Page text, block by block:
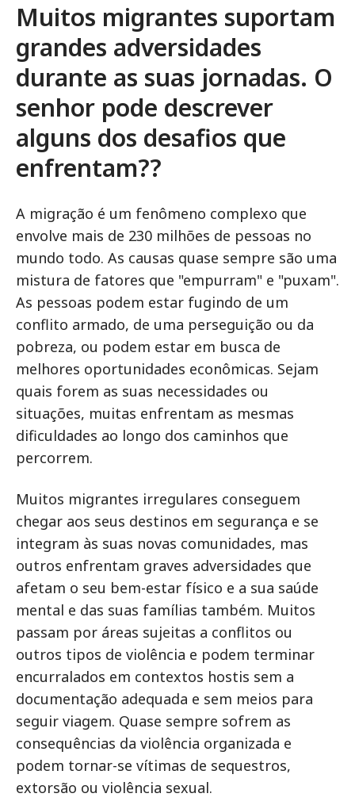
Muitos migrantes suportam
grandes adversidades
durante as suas jornadas. O
senhor pode descrever
alguns dos desafios que
enfrentam??
A migração é um fenômeno complexo que
envolve mais de 230 milhões de pessoas no
mundo todo. As causas quase sempre são uma
mistura de fatores que "empurram" e "puxam".
As pessoas podem estar fugindo de um
conflito armado, de uma perseguição ou da
pobreza, ou podem estar em busca de
melhores oportunidades econômicas. Sejam
quais forem as suas necessidades ou
situações, muitas enfrentam as mesmas
dificuldades ao longo dos caminhos que
percorrem.
Muitos migrantes irregulares conseguem
chegar aos seus destinos em segurança e se
integram às suas novas comunidades, mas
outros enfrentam graves adversidades que
afetam o seu bem-estar físico e a sua saúde
mental e das suas famílias também. Muitos
passam por áreas sujeitas a conflitos ou
outros tipos de violência e podem terminar
encurralados em contextos hostis sem a
documentação adequada e sem meios para
seguir viagem. Quase sempre sofrem as
consequências da violência organizada e
podem tornar-se vítimas de sequestros,
extorsão ou violência sexual.